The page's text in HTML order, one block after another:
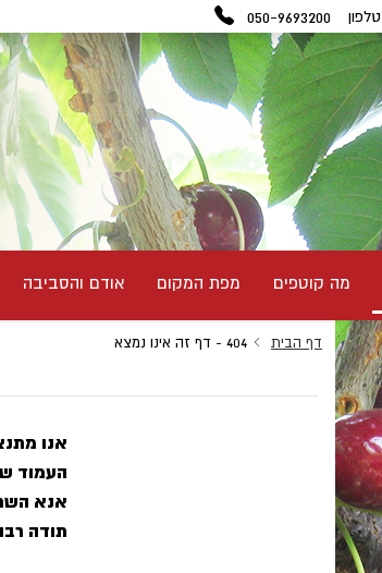
טלפון 050-9693200
מה קוטפים מפת המקום אודם והסביבה
דף הבית 404 - דף זה אינו נמצא
אנו
העמוד
אנא
תודה